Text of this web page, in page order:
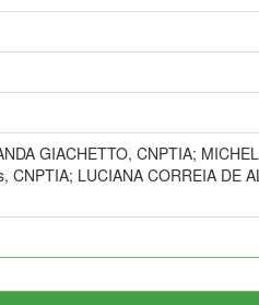
GIACHETTO, CNPTIA;
LUCIANA CORREIA DE